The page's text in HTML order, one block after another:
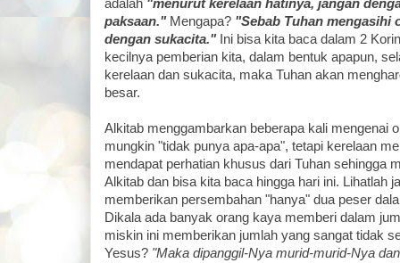
adalah "menurut kerelaan hatinya, jangan
paksaan."Mengapa? "Sebab Tuhan mengasihi
dengan sukacita."Ini bisa kita baca dalam 2
kecilnya pemberian kita, dalam bentuk apapun,
kerelaan dan sukacita, maka Tuhan akan
besar.
Alkitab menggambarkan beberapa kali mengenai
mungkin "tidak punya apa-apa", tetapi kerelaan
mendapat perhatian khusus dari Tuhan sehingga
Alkitab dan bisa kita baca hingga hari ini. Lihatlah
memberikan persembahan "hanya" dua peser
Dikala ada banyak orang kaya memberi dalam
miskin ini memberikan jumlah yang sangat tidak
Yesus? "Maka dipanggil-Nya murid-murid-Nya